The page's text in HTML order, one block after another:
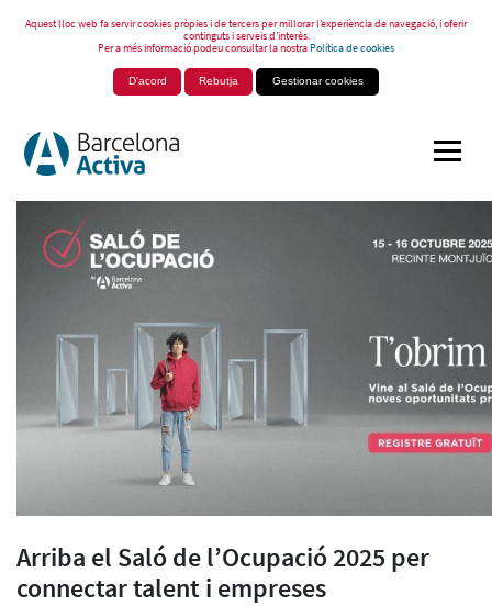
Aquest lloc web fa servir cookies pròpies i de tercers per millorar l’experiència de navegació, i oferir
continguts i serveis d’interès.
Per a més informació podeu consultar la nostraPolítica de cookies
D'acord Rebutja Gestionar cookies
Arriba el Saló de l’Ocupació 2025 per
connectar talent i empreses